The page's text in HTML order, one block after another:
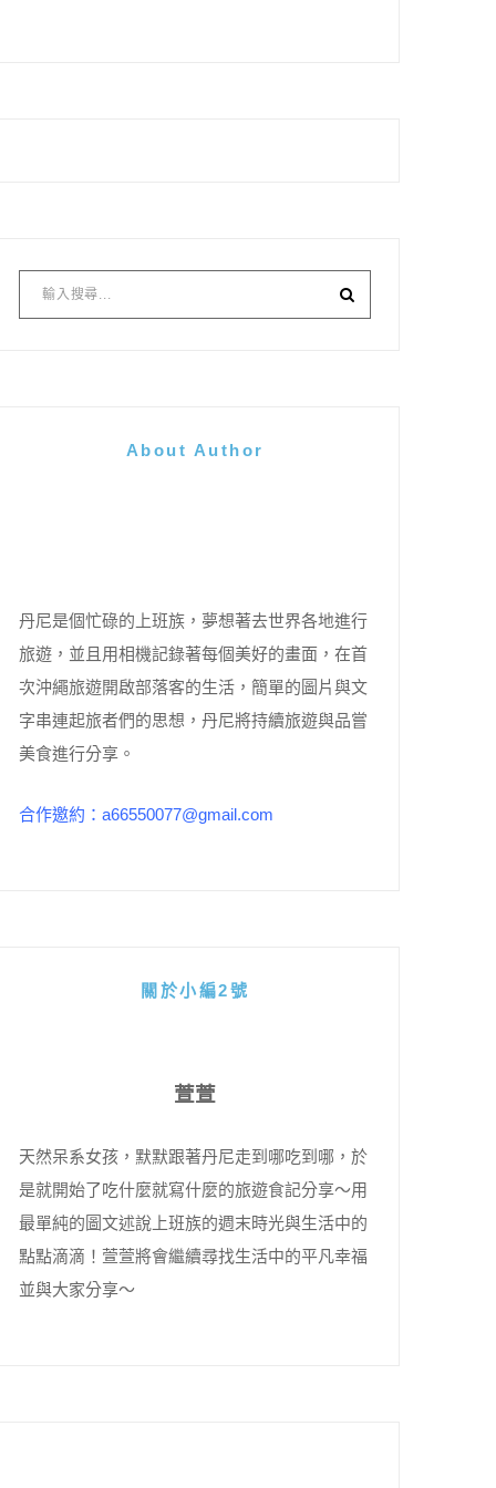
About Author
丹尼是個忙碌的上班族，夢想著去世界各地進行
旅遊，並且用相機記錄著每個美好的畫面，在首
次沖繩旅遊開啟部落客的生活，簡單的圖片與文
字串連起旅者們的思想，丹尼將持續旅遊與品嘗
美食進行分享。
合作邀約：a66550077@gmail.com
關於小編2號
萱萱
天然呆系女孩，默默跟著丹尼走到哪吃到哪，於
是就開始了吃什麼就寫什麼的旅遊食記分享～用
最單純的圖文述說上班族的週末時光與生活中的
點點滴滴！萱萱將會繼續尋找生活中的平凡幸福
並與大家分享～